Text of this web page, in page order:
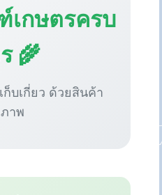
กษตรครบ
🌾
ก็บเกี่ยว ด้วยสินค้า
าพ